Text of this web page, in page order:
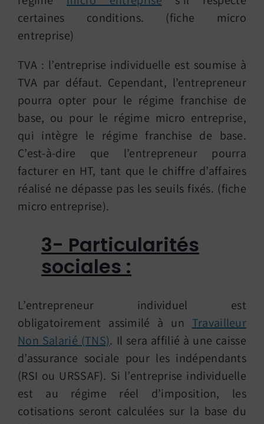
certaines conditions. (fiche micro
entreprise)
TVA : l’entreprise individuelle est soumise à
TVA par défaut. Cependant, l’entrepreneur
pourra opter pour le régime franchise de
base, ou pour le régime micro entreprise,
qui intègre le régime franchise de base.
C’est-à-dire que l’entrepreneur pourra
facturer en HT, tant que le chiffre d’affaires
réalisé ne dépasse pas les seuils fixés. (fiche
micro entreprise).
3- Particularités
sociales :
L’entrepreneur individuel est
obligatoirement assimilé à un Travailleur
Non Salarié (TNS). Il sera affilié à une caisse
d’assurance sociale pour les indépendants
(RSI ou URSSAF). Si l’entreprise individuelle
est au régime réel d’imposition, les
cotisations seront calculées sur la base du